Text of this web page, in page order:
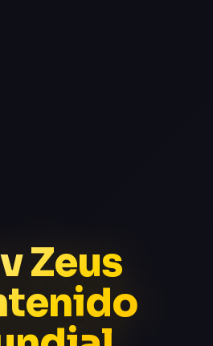
Zeus